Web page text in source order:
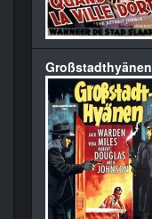
Großstadthyänen